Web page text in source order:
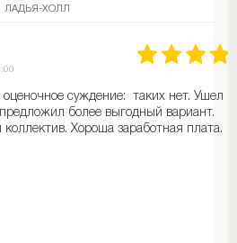
ЛАДЬЯ-ХОЛЛ
суждение: таких нет. Ушел
более выгодный вариант.
коллектив. Хороша заработная плата.